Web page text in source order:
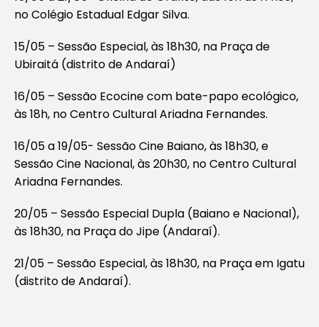
no Colégio Estadual Edgar Silva.
15/05 – Sessão Especial, às 18h30, na Praça de
Ubiraitá (distrito de Andaraí)
16/05 – Sessão Ecocine com bate-papo ecológico,
às 18h, no Centro Cultural Ariadna Fernandes.
16/05 a 19/05- Sessão Cine Baiano, às 18h30, e
Sessão Cine Nacional, às 20h30, no Centro Cultural
Ariadna Fernandes.
20/05 – Sessão Especial Dupla (Baiano e Nacional),
às 18h30, na Praça do Jipe (Andaraí).
21/05 – Sessão Especial, às 18h30, na Praça em Igatu
(distrito de Andaraí).